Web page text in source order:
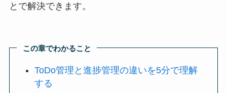
とで解決できます。
この章でわかること
ToDo管理と進捗管理の違いを5分で理解
する